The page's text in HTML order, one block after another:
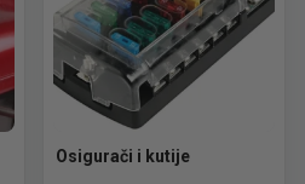
Osigurači i kutije